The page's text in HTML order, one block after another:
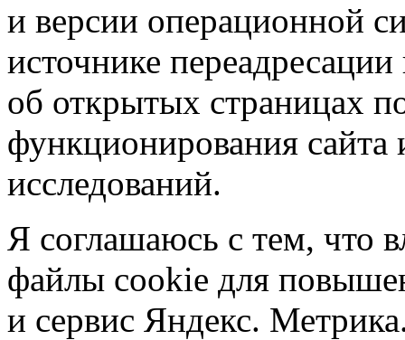
и версии операционной
источнике переадресации
об открытых страницах
функционирования сайта
исследований.
Я соглашаюсь с тем, что
файлы cookie для
и сервис Яндекс.